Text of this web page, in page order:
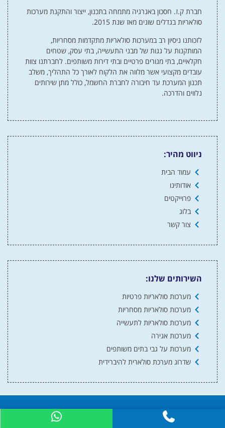
חברת ק.ז. חסכון באנרגיה מתמחה בתכנון, ייצור והתקנת מערכות
סולאריות בגדלים שונים מאז שנת 2015.
לזכותנו ניסיון רב במערכות סולאריות מתקדמות מסחריות,
המותקנות על גגות של מבני התעשייה, בתי עסק, שטחים
חקלאיים, בתי מגורים פרטיים ובתי דירות משותפים. לחברתנו צוות
עובדים מקצועי אשר מלווה את הלקוח לאורך כל התהליך, משלב
תכנון המערכת עד חיבורה לחברת החשמל, כולל מתן שירותים
נלווים והדרכה.
ניווט מהיר:
עמוד הבית
אודותינו
פרוייקטים
בלוג
צור קשר
השירותים שלנו:
מערכות סולאריות פרטיות
מערכות סולאריות מסחריות
מערכות סולאריות לתעשייה
מערכות אגירה
מערכות על גבי בתים משותפים
שדרוג מערכת סולארית להיברידית
© כל הזכויות שמורות למערכות סולאריות 2024